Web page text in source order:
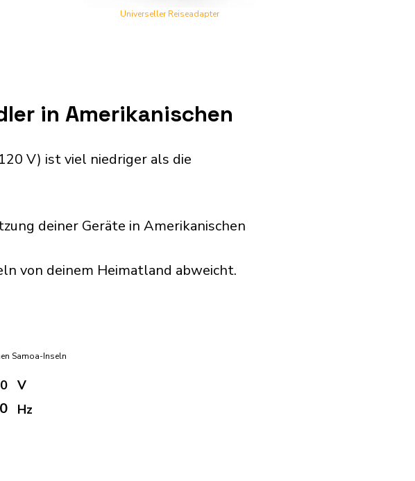
Universeller Reiseadapter
in Amerikanischen
V) ist viel niedriger als die
deiner Geräte in Amerikanischen
von deinem Heimatland abweicht.
Samoa-Inseln
V
Hz